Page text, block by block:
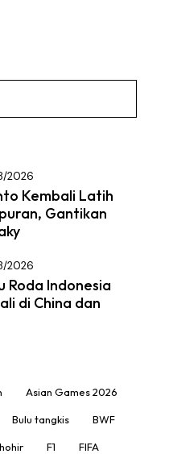
2026
Kembali Latih
Gantikan
2026
Roda Indonesia
di China dan
Asian Games 2026
Bulu tangkis BWF
F1 FIFA